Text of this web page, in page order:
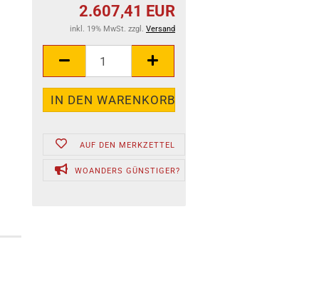
2.607,41 EUR
inkl. 19% MwSt. zzgl. Versand
AUF DEN MERKZETTEL
WOANDERS GÜNSTIGER?